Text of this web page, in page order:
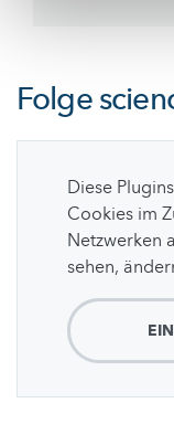
Folge
Diese
Cookies im
Netzwerken
sehen,